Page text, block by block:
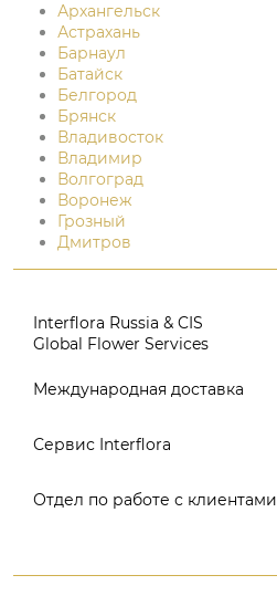
Архангельск
Астрахань
Барнаул
Батайск
Белгород
Брянск
Владивосток
Владимир
Волгоград
Воронеж
Грозный
Дмитров
Interflora Russia & CIS
Global Flower Services
Версия для печати
Поиск
Международная доставка
Россия
Европа
Австралия и Океания
Сервис Interflora
Заказ и оплата
Отдел по работе с клиентами